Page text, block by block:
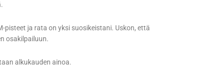
ja rata on yksi suosikeistani. Uskon, että
osakilpailuun.
alkukauden ainoa.